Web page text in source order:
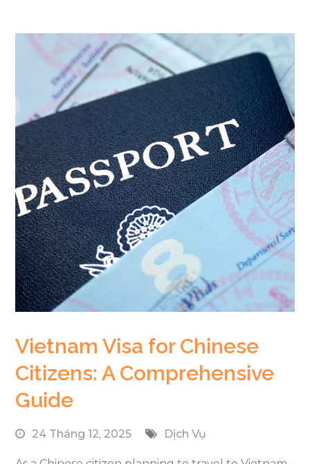
Vietnam Visa for Chinese
Citizens: A Comprehensive
Guide
24 Tháng 12, 2025 Dịch Vụ